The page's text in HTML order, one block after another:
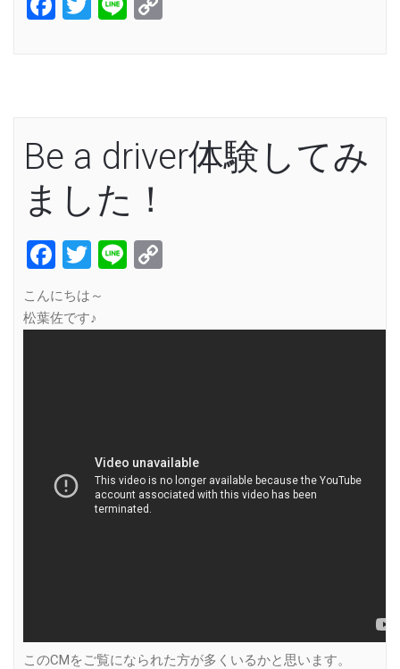
Be a driver体験してみ
ました！
Facebook
Twitter
Line
こんにちは～
松葉佐です♪
このCMをご覧になられた方が多くいるかと思います。